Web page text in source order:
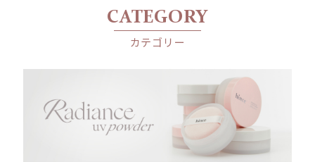
CATEGORY
カテゴリー